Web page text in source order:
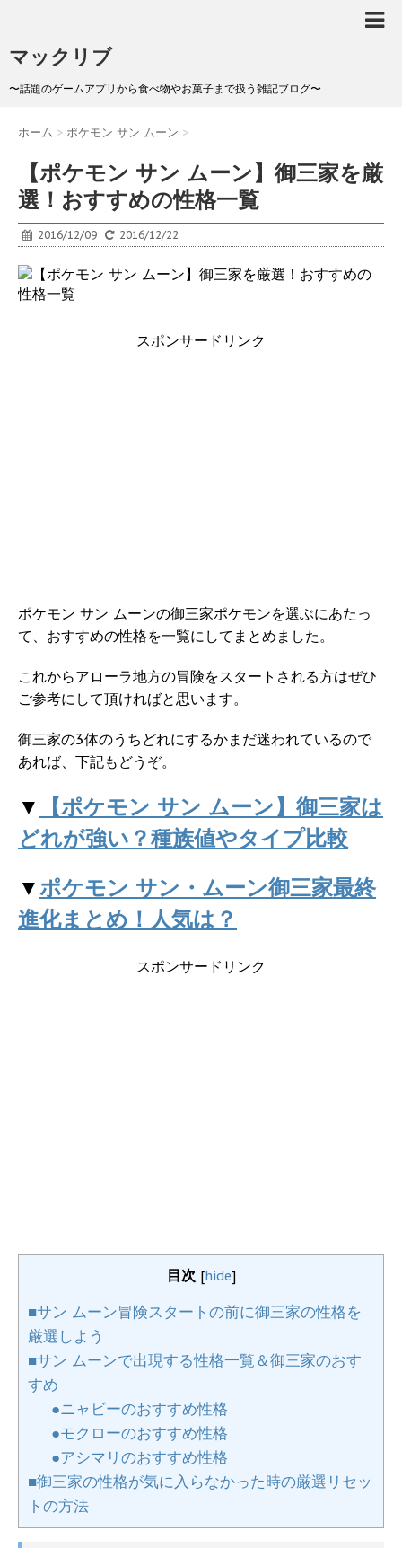
マックリブ
〜話題のゲームアプリから食べ物やお菓子まで扱う雑記ブログ〜
ホーム > ポケモン サン ムーン >
【ポケモン サン ムーン】御三家を厳
選！おすすめの性格一覧
2016/12/09 2016/12/22
スポンサードリンク
ポケモン サン ムーンの御三家ポケモンを選ぶにあたっ
て、おすすめの性格を一覧にしてまとめました。
これからアローラ地方の冒険をスタートされる方はぜひ
ご参考にして頂ければと思います。
御三家の3体のうちどれにするかまだ迷われているので
あれば、下記もどうぞ。
▼
【ポケモン サン ムーン】御三家は
どれが強い？種族値やタイプ比較
▼ポケモン サン・ムーン御三家最終
進化まとめ！人気は？
スポンサードリンク
目次 [hide]
■サン ムーン冒険スタートの前に御三家の性格を
厳選しよう
■サン ムーンで出現する性格一覧＆御三家のおす
すめ
●ニャビーのおすすめ性格
●モクローのおすすめ性格
●アシマリのおすすめ性格
■御三家の性格が気に入らなかった時の厳選リセッ
トの方法